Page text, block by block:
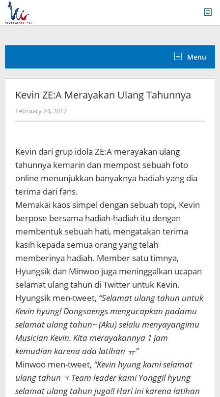
Skip
content
Menu
Kevin ZE:A Merayakan Ulang Tahunnya
February 24, 2012by
Koreanindo
Kevin dari grup idola ZE:A merayakan ulang
tahunnya kemarin dan mempost sebuah foto
online menunjukkan banyaknya hadiah yang dia
terima dari fans.
Memakai kaos simpel dengan sebuah topi, Kevin
berpose bersama hadiah-hadiah itu dengan
membentuk sebuah hati, mengatakan terima
kasih kepada semua orang yang telah
memberinya hadiah. Member satu timnya,
Hyungsik dan Minwoo juga meninggalkan ucapan
selamat ulang tahun di Twitter untuk Kevin.
Hyungsik men-tweet, “Selamat ulang tahun untuk
Kevin hyung! Dongsaengs mengucapkan padamu
selamat ulang tahun~ (Aku) selalu menyayangimu
Musician Kevin. Kita merayakannya 1 jam
kemudian karena ada latihan ㅠ”
Minwoo men-tweet, “Kevin hyung kami selamat
ulang tahunㅋ Team leader kami Yonggil hyung
selamat ulang tahun juga!! Hari ini karena latihan